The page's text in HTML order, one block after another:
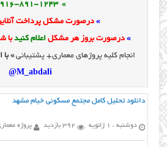
» 0916-891-1243
» درصورت مشکل پرداخت
» درصورت بروز هر مشکل اعلام کنیدبا
انجام کلیه پروژهای معماری+ پشتیبانی»
M_abdali@
دانلود تحلیل کامل مجتمع مسکوني خیام مشهد
دوشنبه ، 1 ژانویه 392 بازدید پروژه